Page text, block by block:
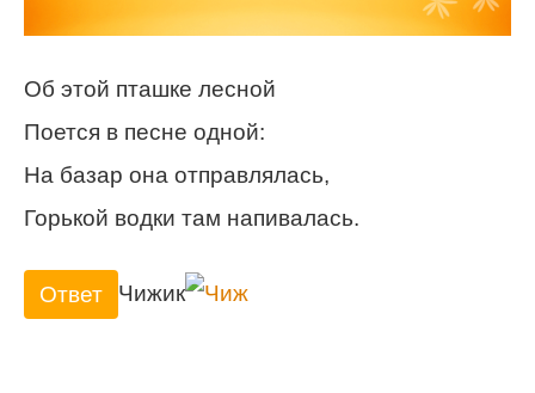
Об этой пташке лесной
Поется в песне одной:
На базар она отправлялась,
Горькой водки там напивалась.
Ответ Чижик